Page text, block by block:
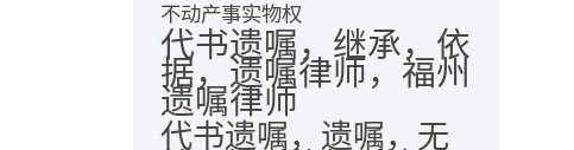
不动产事实物权
代书遗嘱，继承，依
据，遗嘱律师，福州
遗嘱律师
代书遗嘱，遗嘱，无